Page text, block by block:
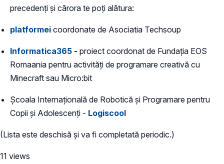
precedenți și cărora te poți alătura:
platformei coordonate de Asociatia Techsoup
Informatica365 - proiect coordonat de Fundația EOS
Romaania pentru activități de programare creativă cu
Minecraft sau Micro:bit
Școala Internațională de Robotică și Programare pentru
Copii și Adolescenți - Logiscool
(Lista este deschisă şi va fi completată periodic.)
11 views